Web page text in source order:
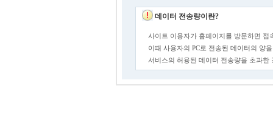
데이터 전송량이란?
사이트 이용자가 홈페이지를 방문하면 접
이때 사용자의 PC로 전송된 데이터의 양
서비스의 허용된 데이터 전송량을 초과